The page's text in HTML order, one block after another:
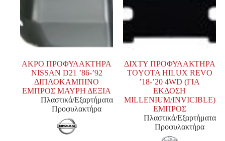
ΑΚΡΟ ΠΡΟΦΥΛΑΚΤΗΡΑ
NISSAN D21 ’86-’92
ΔΙΠΛΟΚΑΜΠΙΝΟ
ΕΜΠΡΟΣ ΜΑΥΡΗ ΔΕΞΙΑ
Πλαστικά/Εξαρτήματα
Προφυλακτήρα
ΔΙΧΤΥ ΠΡΟΦΥΛΑΚΤΗΡΑ
TOYOTA HILUX REVO
’18-’20 4WD (ΓΙΑ
ΕΚΔΟΣΗ
MILLENIUM/INVICIBLE)
ΕΜΠΡΟΣ
Πλαστικά/Εξαρτήματα
Προφυλακτήρα